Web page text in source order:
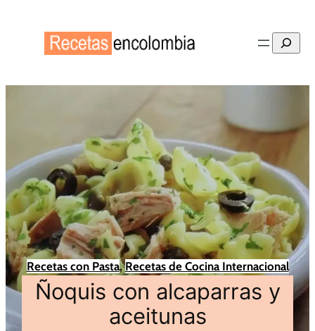
Buscar
Recetas con Pasta, Recetas de Cocina Internacional
Ñoquis con alcaparras y
aceitunas